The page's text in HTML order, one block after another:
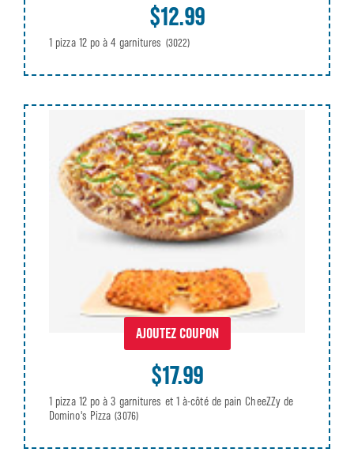
$12.99
1 pizza 12 po à 4 garnitures (3022)
AJOUTEZ COUPON
$17.99
1 pizza 12 po à 3 garnitures et 1 à-côté de pain CheeZZy de
Domino's Pizza (3076)